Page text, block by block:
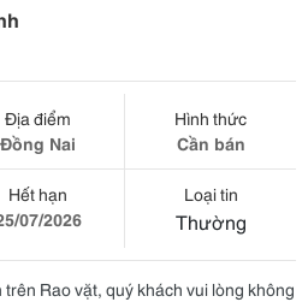
Địa điểm
Đồng Nai
Hình thức
Cần bán
Hết hạn
07/2026
Loại tin
Thường
Rao vặt, quý khách vui lòng không